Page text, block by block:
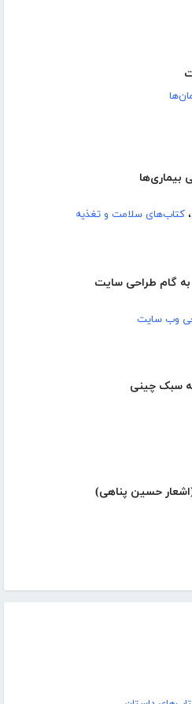
بیماری‌ها
، کتاب‌های سلامت و تغذیه
به گام طراحی سایت
وب سایت
سبک چینی
(اشعار حسین پناهی)